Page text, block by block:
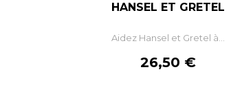
HANSEL ET GRETEL
Aidez Hansel et Gretel à...
Prix
26,50 €
– +